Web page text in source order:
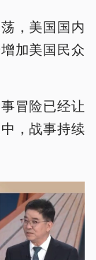
，美国国内
加美国民众
冒险已经让
，战事持续